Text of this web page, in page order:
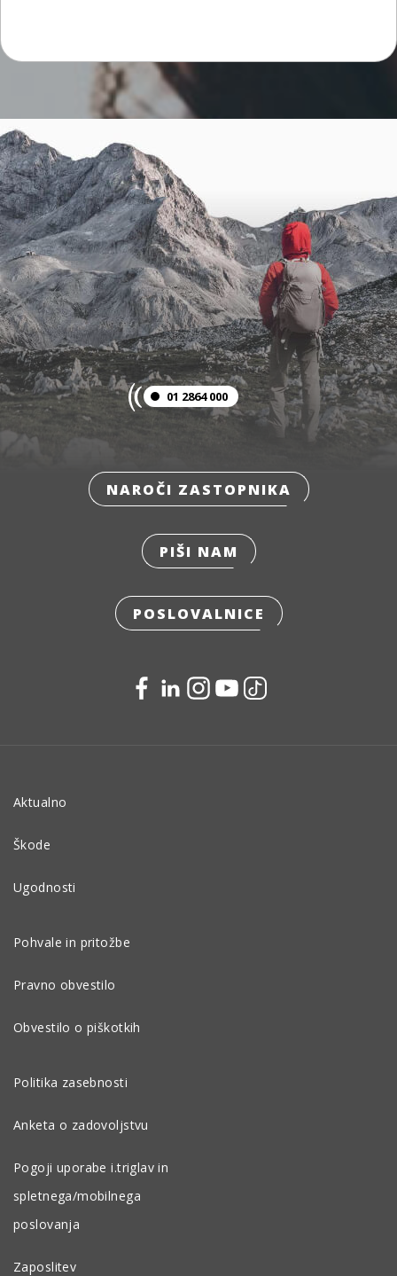
01 2864 000
NAROČI ZASTOPNIKA
PIŠI NAM
POSLOVALNICE
Aktualno
Škode
Ugodnosti
Pohvale in pritožbe
Pravno obvestilo
Obvestilo o piškotkih
Politika zasebnosti
Anketa o zadovoljstvu
Pogoji uporabe i.triglav in
spletnega/mobilnega
poslovanja
Zaposlitev